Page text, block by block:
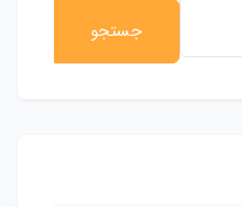
جستجو